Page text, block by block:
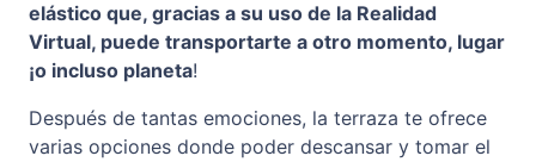
elástico que, gracias a su uso de la Realidad
Virtual, puede transportarte a otro momento, lugar
¡o incluso planeta!
Después de tantas emociones, la terraza te ofrece
varias opciones donde poder descansar y tomar el